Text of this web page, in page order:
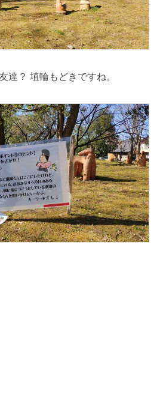
達？ 埴輪もどきですね。